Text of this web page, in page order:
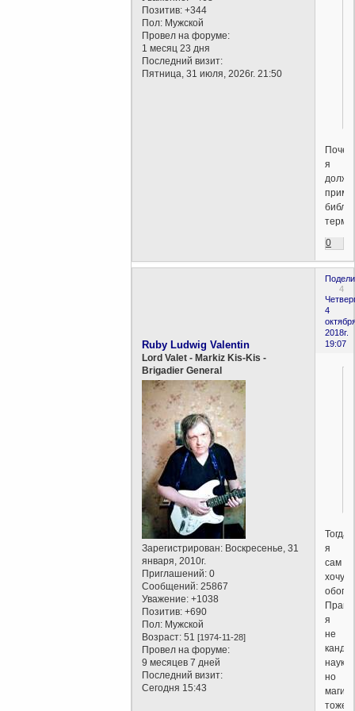
Позитив: +344
Пол: Мужской
Провел на форуме:
1 месяц 23 дня
Последний визит:
Пятница, 31 июля, 2026г. 21:50
я
0
4
4
2018г.
19:07
Ruby Ludwig Valentin
Lord Valet - Markiz Kis-Kis -
Brigadier General
Зарегистрирован: Воскресенье, 31
января, 2010г.
Приглашений: 0
Сообщений: 25867
Уважение: +1038
Позитив: +690
Пол: Мужской
Возраст: 51[1974-11-28]
Провел на форуме:
9 месяцев 7 дней
Последний визит:
Сегодня 15:43
Тогда
я
сам
хочу
я
не
наук,
но
тоже